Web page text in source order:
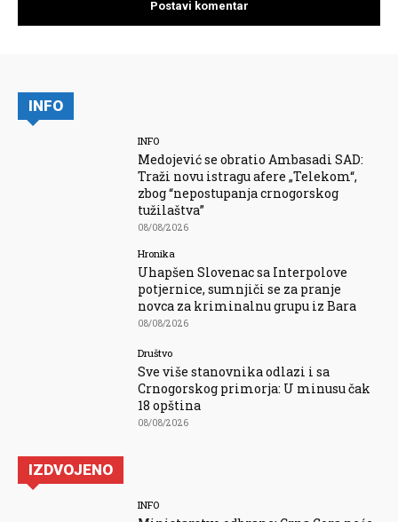
INFO
INFO
Medojević se obratio Ambasadi SAD:
Traži novu istragu afere „Telekom“,
zbog “nepostupanja crnogorskog
tužilaštva”
08/08/2026
Hronika
Uhapšen Slovenac sa Interpolove
potjernice, sumnjiči se za pranje
novca za kriminalnu grupu iz Bara
08/08/2026
Društvo
Sve više stanovnika odlazi i sa
Crnogorskog primorja: U minusu čak
18 opština
08/08/2026
IZDVOJENO
INFO